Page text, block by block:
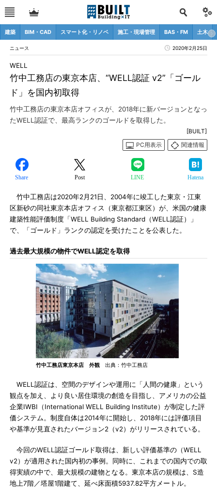
建築 BIM・CAD スマート化・リノベ 施工・現場管理 BAS・FM 土木
ニュース 2020年2月25日
竹中工務店の東京本店、“WELL認証 v2”「ゴール
ド」を国内初取得
WELL
竹中工務店の東京本店オフィスが、2018年に新バージョンとなっ
たWELL認証で、最高ランクのゴールドを取得した。
[BUILT]
PC用表示
関連情報
Share Post LINE Hatena
竹中工務店は2020年2月21日、2004年に竣工した東京・江東
区新砂の同社東京本店オフィス（東京都江東区）が、米国の健康
建築性能評価制度「WELL Building Standard（WELL認証）」
で、「ゴールド」ランクの認定を受けたことを公表した。
過去最大規模の物件でWELL認定を取得
竹中工務店東京本店 外観 出典：竹中工務店
WELL認証は、空間のデザインや運用に「人間の健康」という
観点を加え、より良い居住環境の創造を目指し、アメリカの公益
企業IWBI（International WELL Building Institute）が制定した評
価システム。制度自体は2014年に開始し、2018年には評価項目
や基準が見直されたバージョン2（v2）がリリースされている。
今回のWELL認証ゴールド取得は、新しい評価基準の（WELL
v2）が適用された国内初の事例。同時に、これまでの国内での取
得実績の中で、最大規模の建物となる。東京本店の規模は、S造
地上7階／塔屋1階建て、延べ床面積5937.82平方メートル。